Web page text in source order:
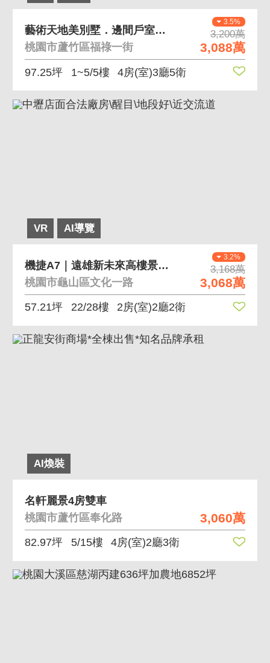
3.5%
3,200萬
3,088萬
藝術天地美別墅．邊間戶室內超大坪數管理完善
桃園市蘆竹區福祿一街
97.25坪 1~5/5樓 4房(室)3廳5衛
VR AI導覽
3.2%
3,168萬
3,068萬
機捷A7｜遠雄新未來高樓景觀｜溫馨美居
桃園市龜山區文化一路
57.21坪 22/28樓 2房(室)2廳2衛
AI煥裝
3,060萬
名軒麗景4房雙車
桃園市蘆竹區奉化路
82.97坪 5/15樓 4房(室)2廳3衛